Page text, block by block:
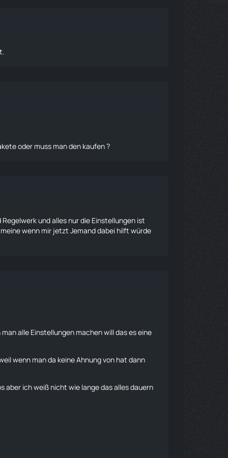
oder muss man den kaufen ?
und alles nur die Einstellungen ist
wenn mir jetzt Jemand dabei hilft würde
alle Einstellungen machen will das es eine
wenn man da keine Ahnung von hat dann
aber ich weiß nicht wie lange das alles dauern